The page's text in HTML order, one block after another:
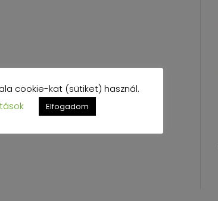
cookie-kat (sütiket) használ.
Elfogadom